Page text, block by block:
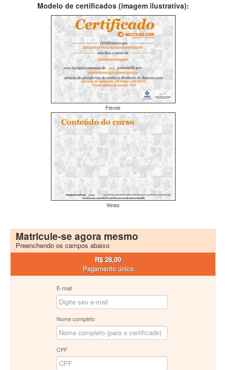
Modelo de certificados (imagem ilustrativa):
Frente
Verso
Matricule-se agora mesmo
Preenchendo os campos abaixo
R$ 28,00
Pagamento único
E-mail
Nome completo
CPF